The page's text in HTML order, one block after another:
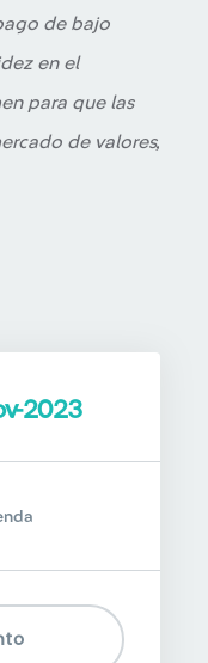
de bajo
en el
para que las
de valores,
2023